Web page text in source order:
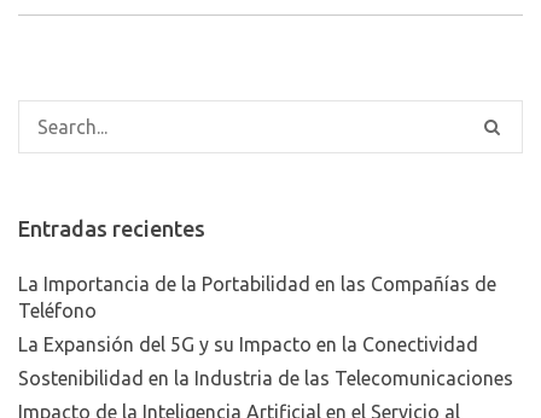
Entradas recientes
La Importancia de la Portabilidad en las Compañías de
Teléfono
La Expansión del 5G y su Impacto en la Conectividad
Sostenibilidad en la Industria de las Telecomunicaciones
Impacto de la Inteligencia Artificial en el Servicio al